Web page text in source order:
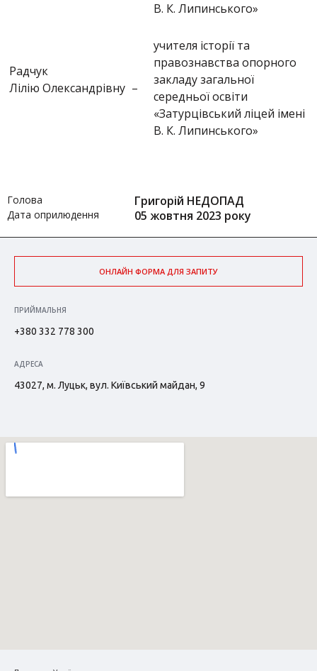
В. К. Липинського»
Радчук
Лілію Олександрівну –
учителя історії та
правознавства опорного
закладу загальної
середньої освіти
«Затурцівський ліцей імені
В. К. Липинського»
Голова Григорій НЕДОПАД
Дата оприлюдення 05 жовтня 2023 року
ОНЛАЙН ФОРМА ДЛЯ ЗАПИТУ
ПРИЙМАЛЬНЯ
+380 332 778 300
АДРЕСА
43027, м. Луцьк, вул. Київський майдан, 9